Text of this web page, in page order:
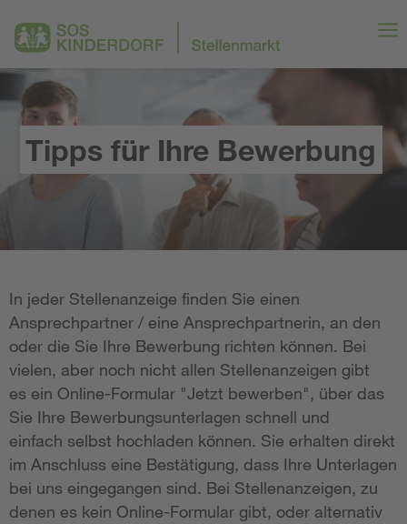
Tipps für Ihre Bewerbung
In jeder Stellenanzeige finden Sie einen
Ansprechpartner / eine Ansprechpartnerin, an den
oder die Sie Ihre Bewerbung richten können. Bei
vielen, aber noch nicht allen Stellenanzeigen gibt
es ein Online-Formular "Jetzt bewerben", über das
Sie Ihre Bewerbungsunterlagen schnell und
einfach selbst hochladen können. Sie erhalten direkt
im Anschluss eine Bestätigung, dass Ihre Unterlagen
bei uns eingegangen sind. Bei Stellenanzeigen, zu
denen es kein Online-Formular gibt, oder alternativ